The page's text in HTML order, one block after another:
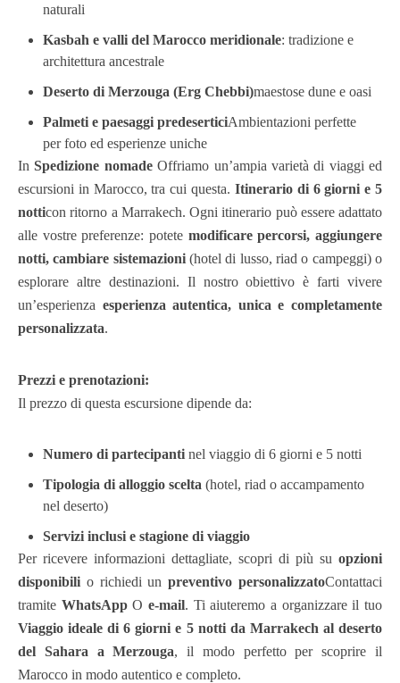
naturali
Kasbah e valli del Marocco meridionale: tradizione e
architettura ancestrale
Deserto di Merzouga (Erg Chebbi)maestose dune e oasi
Palmeti e paesaggi predeserticiAmbientazioni perfette
per foto ed esperienze uniche
InSpedizione nomadeOffriamo un’ampia varietà di viaggi ed
escursioni in Marocco, tra cui questa. Itinerario di 6 giorni e 5
notticon ritorno a Marrakech. Ogni itinerario può essere adattato
alle vostre preferenze: potete modificare percorsi, aggiungere
notti, cambiare sistemazioni(hotel di lusso, riad o campeggi) o
esplorare altre destinazioni. Il nostro obiettivo è farti vivere
un’esperienza esperienza autentica, unica e completamente
personalizzata.
Prezzi e prenotazioni:
Il prezzo di questa escursione dipende da:
Numero di partecipanti nel viaggio di 6 giorni e 5 notti
Tipologia di alloggio scelta (hotel, riad o accampamento
nel deserto)
Servizi inclusi e stagione di viaggio
Per ricevere informazioni dettagliate, scopri di più su opzioni
disponibili o richiedi unpreventivo personalizzatoContattaci
tramite WhatsAppOe-mail. Ti aiuteremo a organizzare il tuo
Viaggio ideale di 6 giorni e 5 notti da Marrakech al deserto
del Sahara a Merzouga, il modo perfetto per scoprire il
Marocco in modo autentico e completo.